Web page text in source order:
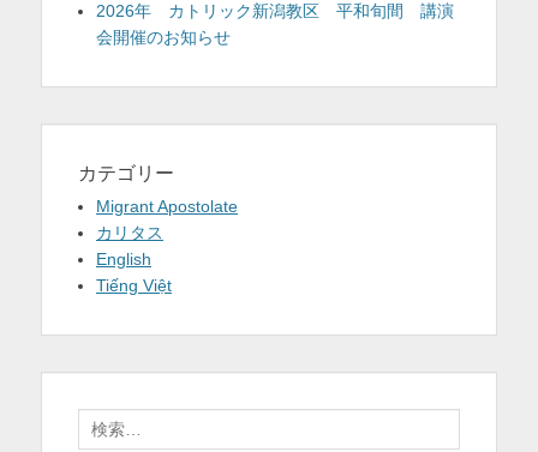
2026年 カトリック新潟教区 平和旬間 講演
会開催のお知らせ
カテゴリー
Migrant Apostolate
カリタス
English
Tiếng Việt
索: